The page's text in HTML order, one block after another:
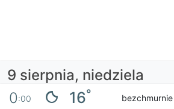
9 sierpnia, niedziela
0:00 16° bezchmurnie